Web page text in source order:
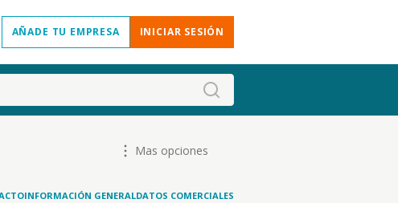
AÑADE TU EMPRESA INICIAR SESIÓN
Mas opciones
INFORMACIÓN GENERALDATOS COMERCIALES